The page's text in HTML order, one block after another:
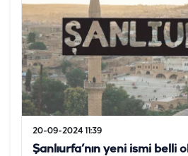
20-09-2024 11:39
Şanlıurfa’nın yeni ismi belli